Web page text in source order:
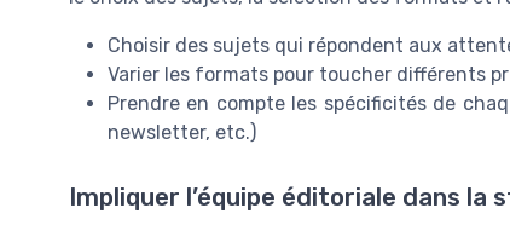
Choisir des sujets qui répondent aux
Varier les formats pour toucher différents
Prendre en compte les spécificités de
newsletter, etc.)
Impliquer l’équipe éditoriale dans la